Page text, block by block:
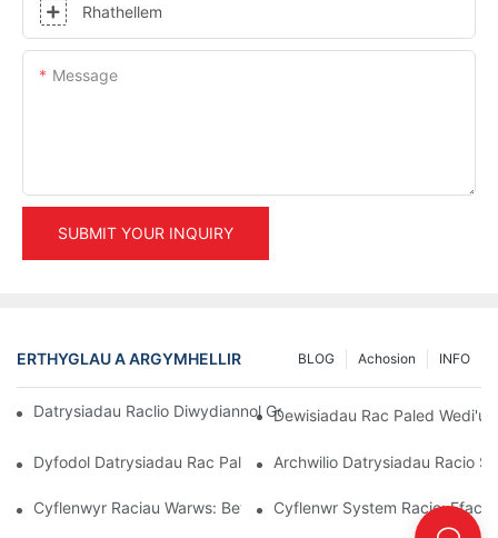
Rhathellem
Message
SUBMIT YOUR INQUIRY
ERTHYGLAU A ARGYMHELLIR INFO
Achosion
BLOG
Datrysiadau Raclio Diwydiannol Gorau Ar Gyfer Rheoli Warws
Dewisiadau Rac Paled Wedi'u
Dyfodol Datrysiadau Rac Pallet: Tueddiadau Ac Arloesiadau
Archwilio Datrysiadau Racio
Cyflenwyr Raciau Warws: Beth I Chwilio Amdano
Cyflenwr System Racio: